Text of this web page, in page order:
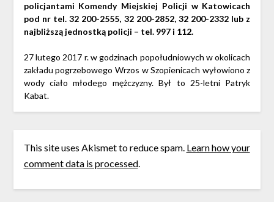
policjantami Komendy Miejskiej Policji w Katowicach
pod nr tel. 32 200-2555, 32 200-2852, 32 200-2332 lub z
najbliższą jednostką policji – tel. 997 i 112.
27 lutego 2017 r. w godzinach popołudniowych w okolicach
zakładu pogrzebowego Wrzos w Szopienicach wyłowiono z
wody ciało młodego mężczyzny. Był to 25-letni Patryk
Kabat.
This site uses Akismet to reduce spam. Learn how your
comment data is processed.